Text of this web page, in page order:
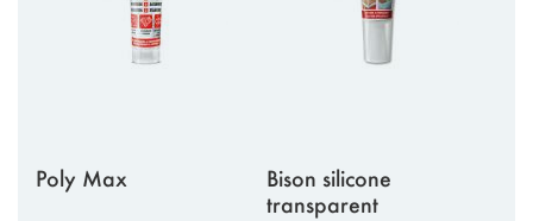
Poly Max
Bison silicone
transparent